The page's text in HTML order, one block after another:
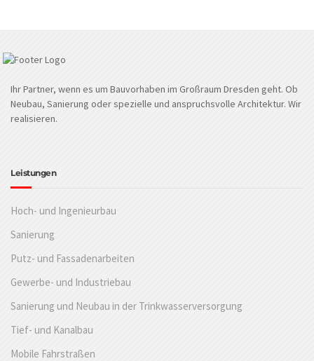
Ihr Partner, wenn es um Bauvorhaben im Großraum Dresden geht. Ob
Neubau, Sanierung oder spezielle und anspruchsvolle Architektur. Wir
realisieren.
Leistungen
Hoch- und Ingenieurbau
Sanierung
Putz- und Fassadenarbeiten
Gewerbe- und Industriebau
Sanierung und Neubau in der Trinkwasserversorgung
Tief- und Kanalbau
Mobile Fahrstraßen